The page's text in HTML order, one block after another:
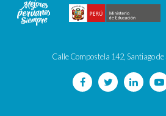
Calle Compostela 142, Santiago de